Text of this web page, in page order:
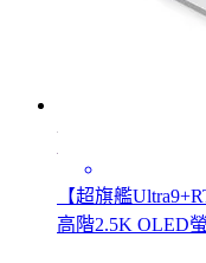
【超旗艦
高階2.5K OLED